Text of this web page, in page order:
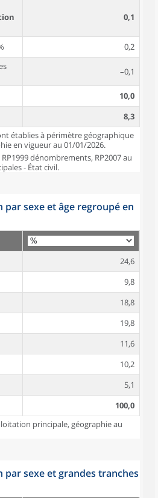
0,1
0,2
–0,1
10,0
8,3
établies à périmètre géographique
en vigueur au 01/01/2026.
dénombrements, RP2007 au
- État civil.
par sexe et âge regroupé en
24,6
9,8
18,8
19,8
11,6
10,2
5,1
100,0
principale, géographie au
par sexe et grandes tranches